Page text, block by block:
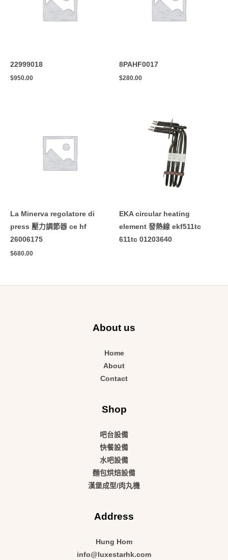
22999018
$950.00
8PAHF0017
$280.00
La Minerva regolatore di
press 壓力調節器 ce hf
26006175
$680.00
EKA circular heating
element 發熱線 ekf511tc
611tc 01203640
About us
Home
About
Contact
Shop
吧台設備
快餐設備
水吧設備
麵包烘焙設備
漢堡成型/肉丸機
Address
Hung Hom
info@luxestarhk.com